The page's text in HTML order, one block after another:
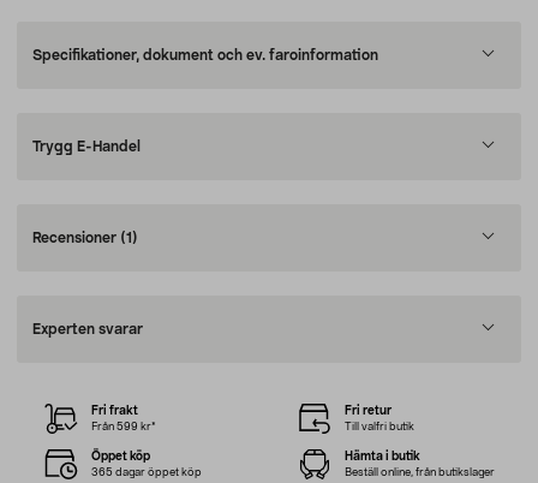
Specifikationer, dokument och ev. faroinformation
Trygg E-Handel
Recensioner (1)
Experten svarar
Fri frakt
Från 599 kr*
Fri retur
Till valfri butik
Öppet köp
365 dagar öppet köp
Hämta i butik
Beställ online, från butikslager